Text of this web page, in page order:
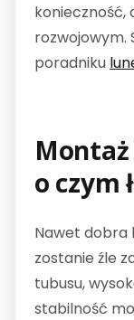
rozwojowym.
poradniku
o czym
Nawet dobra
zostanie źle
tubusu,
stabilność